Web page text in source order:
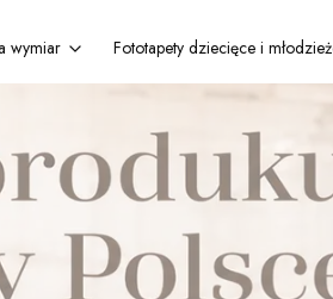
wymiar Fototapety dziecięce i